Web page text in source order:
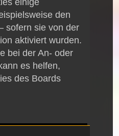
einige
den
sofern sie von der
aktiviert wurden.
bei der An- oder
es helfen,
des Boards